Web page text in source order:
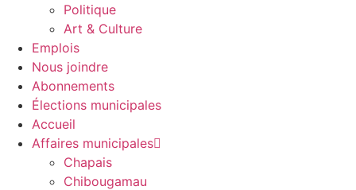
Politique
Art & Culture
Emplois
Nous joindre
Abonnements
Élections municipales
Accueil
Affaires municipales
Chapais
Chibougamau